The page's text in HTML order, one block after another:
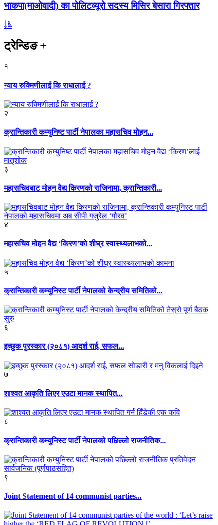
भाकपा(माओवादी) का पोलिटव्यूरो सदस्य मिसिर बेसारा गिरफ्तार
ट्रेन्डिङ+
१
न्याय रुक्मिणीलाई कि राधालाई ?
२
क्रान्तिकारी कम्युनिष्ट पार्टी नेपालका महासचिव मोहन...
३
महासचिवबाट मोहन वैद्य किरणको राजिनामा, क्रान्तिकारी...
४
महासचिव मोहन वैद्य ‘किरण’को शीघ्र स्वास्थ्यलाभको...
५
क्रान्तिकारी कम्युनिस्ट पार्टी नेपालको केन्द्रीय समितिको...
६
इच्छुक पुरस्कार (२०८१) आदर्श राई, सफल...
७
शाश्वत आकृति लिएर एउटा मानक स्थापित...
८
क्रान्तिकारी कम्युनिस्ट पार्टी नेपालको पछिल्लो राजनीतिक...
९
Joint Statement of 14 communist parties...